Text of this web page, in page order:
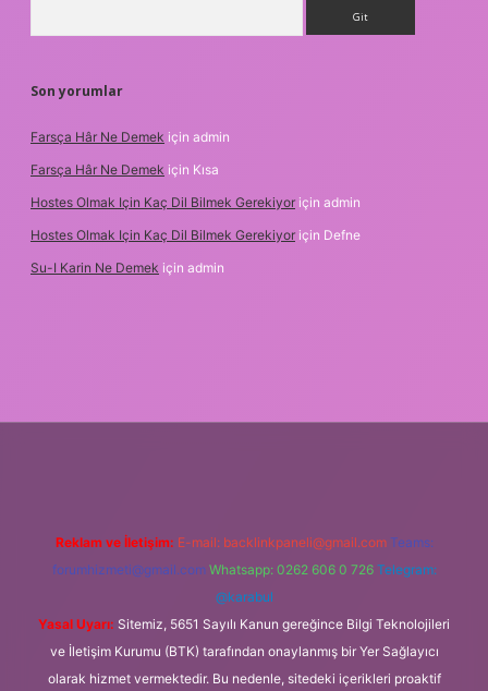
Son yorumlar
Farsça Hâr Ne Demek için admin
Farsça Hâr Ne Demek için Kısa
Hostes Olmak Için Kaç Dil Bilmek Gerekiyor için admin
Hostes Olmak Için Kaç Dil Bilmek Gerekiyor için Defne
Su-I Karin Ne Demek için admin
Reklam ve İletişim: E-mail: backlinkpaneli@gmail.com Teams:
forumhizmeti@gmail.com Whatsapp: 0262 606 0 726 Telegram:
@karabul
Yasal Uyarı: Sitemiz, 5651 Sayılı Kanun gereğince Bilgi Teknolojileri
ve İletişim Kurumu (BTK) tarafından onaylanmış bir Yer Sağlayıcı
olarak hizmet vermektedir. Bu nedenle, sitedeki içerikleri proaktif